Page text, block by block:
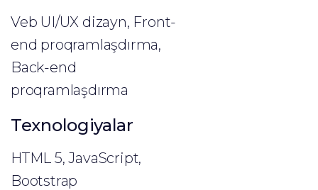
Veb UI/UX dizayn, Front-
end proqramlaşdırma,
Back-end
proqramlaşdırma
Texnologiyalar
HTML 5, JavaScript,
Bootstrap